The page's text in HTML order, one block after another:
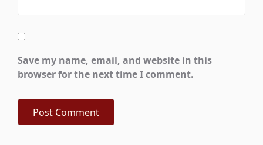
Save my name, email, and website in this
browser for the next time I comment.